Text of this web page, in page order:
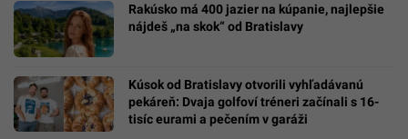
Rakúsko má 400 jazier na kúpanie, najlepšie
nájdeš „na skok“ od Bratislavy
Kúsok od Bratislavy otvorili vyhľadávanú
pekáreň: Dvaja golfoví tréneri začínali s 16-
tisíc eurami a pečením v garáži